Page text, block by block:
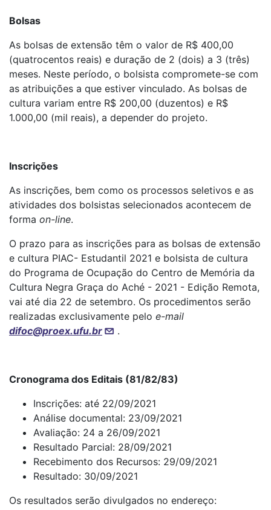
Bolsas
As bolsas de extensão têm o valor de R$ 400,00
(quatrocentos reais) e duração de 2 (dois) a 3 (três)
meses. Neste período, o bolsista compromete-se com
as atribuições a que estiver vinculado. As bolsas de
cultura variam entre R$ 200,00 (duzentos) e R$
1.000,00 (mil reais), a depender do projeto.
Inscrições
As inscrições, bem como os processos seletivos e as
atividades dos bolsistas selecionados acontecem de
forma on-line.
O prazo para as inscrições para as bolsas de extensão
e cultura PIAC- Estudantil 2021 e bolsista de cultura
do Programa de Ocupação do Centro de Memória da
Cultura Negra Graça do Aché - 2021 - Edição Remota,
vai até dia 22 de setembro. Os procedimentos serão
realizadas exclusivamente pelo e-mail
difoc@proex.ufu.br
.
Cronograma dos Editais (81/82/83)
Inscrições: até 22/09/2021
Análise documental: 23/09/2021
Avaliação: 24 a 26/09/2021
Resultado Parcial: 28/09/2021
Recebimento dos Recursos: 29/09/2021
Resultado: 30/09/2021
Os resultados serão divulgados no endereço: